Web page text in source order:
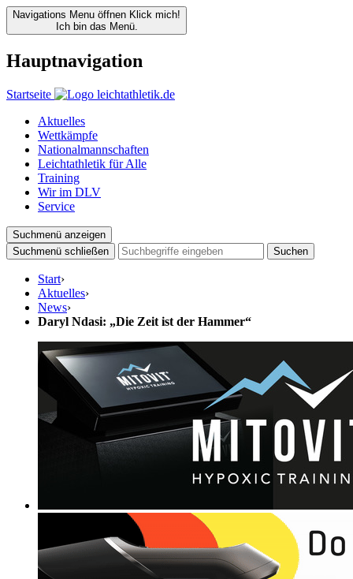
Navigations Menu öffnen Klick mich!
Ich bin das Menü.
Hauptnavigation
Startseite
Aktuelles
Wettkämpfe
Nationalmannschaften
Leichtathletik für Alle
Training
Wir im DLV
Service
Suchmenü anzeigen
Suchmenü schließen
Suchen
Start›
Aktuelles›
News›
Daryl Ndasi: „Die Zeit ist der Hammer“